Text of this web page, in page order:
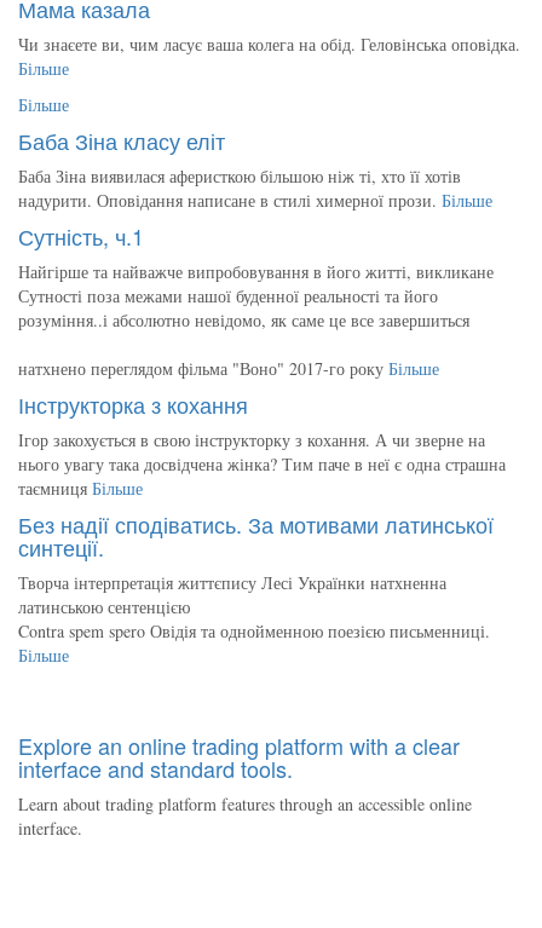
Мама казала
Чи знаєете ви, чим ласує ваша колега на обід. Геловінська оповідка.
Більше
Більше
Баба Зіна класу еліт
Баба Зіна виявилася аферисткою більшою ніж ті, хто її хотів
надурити. Оповідання написане в стилі химерної прози. Більше
Сутність, ч.1
Найгірше та найважче випробовування в його житті, викликане
Сутності поза межами нашої буденної реальності та його
розуміння..і абсолютно невідомо, як саме це все завершиться
натхнено переглядом фільма "Воно" 2017-го року Більше
Інструкторка з кохання
Ігор закохується в свою інструкторку з кохання. А чи зверне на
нього увагу така досвідчена жінка? Тим паче в неї є одна страшна
таємниця Більше
Без надії сподіватись. За мотивами латинської
синтеції.
Творча інтерпретація життєпису Лесі Українки натхненна
латинською сентенцією
Contra spem spero Овідія та однойменною поезією письменниці.
Більше
Explore an online trading platform with a clear
interface and standard tools.
Learn about trading platform features through an accessible online
interface.